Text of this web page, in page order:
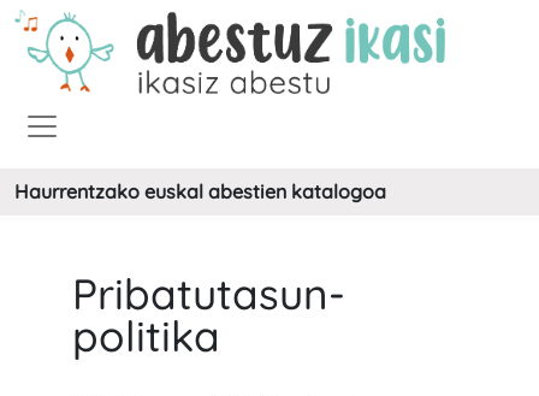
Haurrentzako euskal abestien katalogoa
Pribatutasun-
politika